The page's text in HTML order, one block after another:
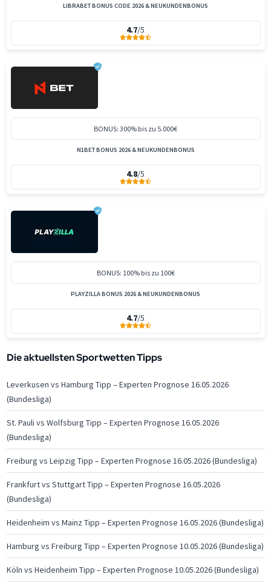
LIBRABET BONUS CODE 2026 & NEUKUNDENBONUS
4.7/5
BONUS: 300% bis zu 5.000€
N1BET BONUS 2026 & NEUKUNDENBONUS
4.8/5
BONUS: 100% bis zu 100€
PLAYZILLA BONUS 2026 & NEUKUNDENBONUS
4.7/5
Die aktuellsten Sportwetten Tipps
Leverkusen vs Hamburg Tipp – Experten Prognose 16.05.2026
(Bundesliga)
St. Pauli vs Wolfsburg Tipp – Experten Prognose 16.05.2026
(Bundesliga)
Freiburg vs Leipzig Tipp – Experten Prognose 16.05.2026 (Bundesliga)
Frankfurt vs Stuttgart Tipp – Experten Prognose 16.05.2026
(Bundesliga)
Heidenheim vs Mainz Tipp – Experten Prognose 16.05.2026 (Bundesliga)
Hamburg vs Freiburg Tipp – Experten Prognose 10.05.2026 (Bundesliga)
Köln vs Heidenheim Tipp – Experten Prognose 10.05.2026 (Bundesliga)